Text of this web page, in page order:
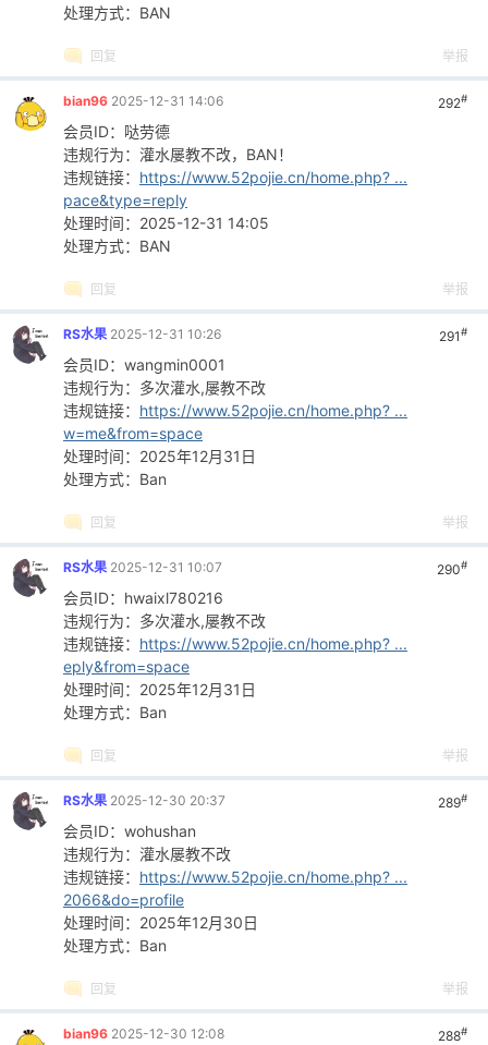
处理方式：BAN
回复 举报
292#
bian96 2025-12-31 14:06
会员ID：哒劳德
违规行为：灌水屡教不改，BAN！
违规链接： https://www.52pojie.cn/home.php? ...
pace&type=reply
处理时间：2025-12-31 14:05
处理方式：BAN
回复 举报
291#
RS水果 2025-12-31 10:26
会员ID：wangmin0001
违规行为：多次灌水,屡教不改
违规链接： https://www.52pojie.cn/home.php? ...
w=me&from=space
处理时间：2025年12月31日
处理方式：Ban
回复 举报
290#
RS水果 2025-12-31 10:07
会员ID：hwaixl780216
违规行为：多次灌水,屡教不改
违规链接： https://www.52pojie.cn/home.php? ...
eply&from=space
处理时间：2025年12月31日
处理方式：Ban
回复 举报
289#
RS水果 2025-12-30 20:37
会员ID：wohushan
违规行为：灌水屡教不改
违规链接： https://www.52pojie.cn/home.php? ...
2066&do=profile
处理时间：2025年12月30日
处理方式：Ban
回复 举报
288#
bian96 2025-12-30 12:08